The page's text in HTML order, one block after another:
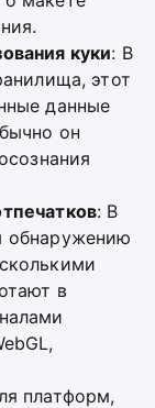
куки: В
этот
данные
он
: В
обнаружению
в
платформ,